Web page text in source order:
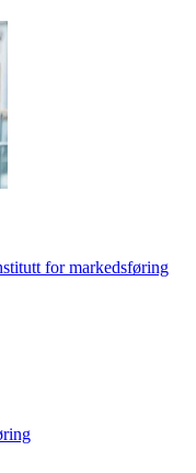
for markedsføring